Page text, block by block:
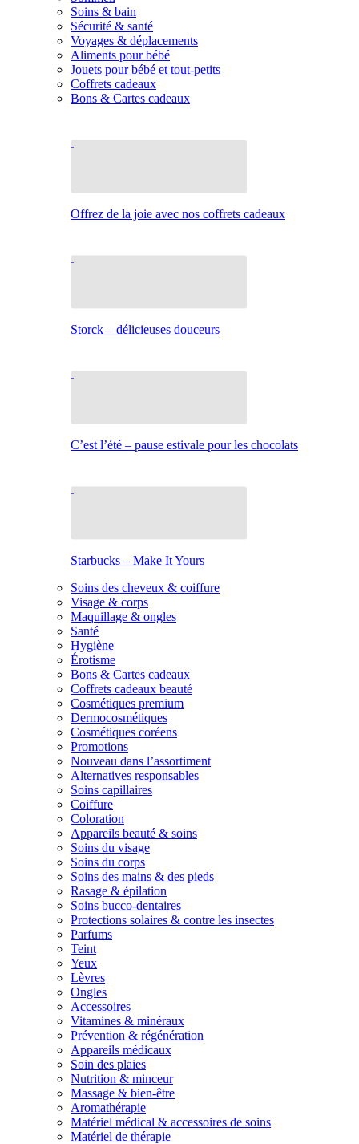
Soins & bain
Sécurité & santé
Voyages & déplacements
Aliments pour bébé
Jouets pour bébé et tout-petits
Coffrets cadeaux
Bons & Cartes cadeaux
Offrez de la joie avec nos coffrets cadeaux
Storck – délicieuses douceurs
C’est l’été – pause estivale pour les chocolats
Starbucks – Make It Yours
Soins des cheveux & coiffure
Visage & corps
Maquillage & ongles
Santé
Hygiène
Érotisme
Bons & Cartes cadeaux
Coffrets cadeaux beauté
Cosmétiques premium
Dermocosmétiques
Cosmétiques coréens
Promotions
Nouveau dans l’assortiment
Alternatives responsables
Soins capillaires
Coiffure
Coloration
Appareils beauté & soins
Soins du visage
Soins du corps
Soins des mains & des pieds
Rasage & épilation
Soins bucco-dentaires
Protections solaires & contre les insectes
Parfums
Teint
Yeux
Lèvres
Ongles
Accessoires
Vitamines & minéraux
Prévention & régénération
Appareils médicaux
Soin des plaies
Nutrition & minceur
Massage & bien-être
Aromathérapie
Matériel médical & accessoires de soins
Matériel de thérapie